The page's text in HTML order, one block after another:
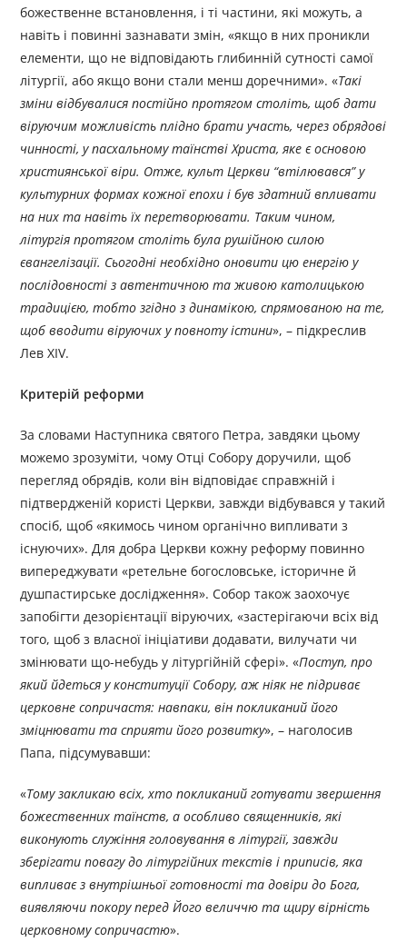
божественне встановлення, і ті частини, які можуть, а
навіть і повинні зазнавати змін, «якщо в них проникли
елементи, що не відповідають глибинній сутності самої
літургії, або якщо вони стали менш доречними». «Такі
зміни відбувалися постійно протягом століть, щоб дати
віруючим можливість плідно брати участь, через обрядові
чинності, у пасхальному таїнстві Христа, яке є основою
християнської віри. Отже, культ Церкви “втілювався” у
культурних формах кожної епохи і був здатний впливати
на них та навіть їх перетворювати. Таким чином,
літургія протягом століть була рушійною силою
євангелізації. Сьогодні необхідно оновити цю енергію у
послідовності з автентичною та живою католицькою
традицією, тобто згідно з динамікою, спрямованою на те,
щоб вводити віруючих у повноту істини», – підкреслив
Лев XIV.
Критерій реформи
За словами Наступника святого Петра, завдяки цьому
можемо зрозуміти, чому Отці Собору доручили, щоб
перегляд обрядів, коли він відповідає справжній і
підтвердженій користі Церкви, завжди відбувався у такий
спосіб, щоб «якимось чином органічно випливати з
існуючих». Для добра Церкви кожну реформу повинно
випереджувати «ретельне богословське, історичне й
душпастирське дослідження». Собор також заохочує
запобігти дезорієнтації віруючих, «застерігаючи всіх від
того, щоб з власної ініціативи додавати, вилучати чи
змінювати що-небудь у літургійній сфері». «Поступ, про
який йдеться у конституції Собору, аж ніяк не підриває
церковне сопричастя: навпаки, він покликаний його
зміцнювати та сприяти його розвитку», – наголосив
Папа, підсумувавши:
«Тому закликаю всіх, хто покликаний готувати звершення
божественних таїнств, а особливо священників, які
виконують служіння головування в літургії, завжди
зберігати повагу до літургійних текстів і приписів, яка
випливає з внутрішньої готовності та довіри до Бога,
виявляючи покору перед Його величчю та щиру вірність
церковному сопричастю».